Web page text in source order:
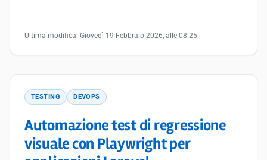
Ultima modifica: Giovedì 19 Febbraio 2026, alle 08:25
TESTING DEVOPS
Automazione test di regressione
visuale con Playwright per